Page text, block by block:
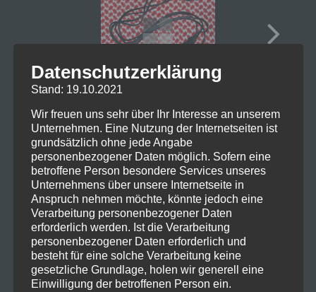
Datenschutzerklärung
Stand: 19.10.2021
Wir freuen uns sehr über Ihr Interesse an unserem
Unternehmen. Eine Nutzung der Internetseiten ist
grundsätzlich ohne jede Angabe
personenbezogener Daten möglich. Sofern eine
betroffene Person besondere Services unseres
Unternehmens über unsere Internetseite in
Anspruch nehmen möchte, könnte jedoch eine
Verarbeitung personenbezogener Daten
erforderlich werden. Ist die Verarbeitung
personenbezogener Daten erforderlich und
besteht für eine solche Verarbeitung keine
gesetzliche Grundlage, holen wir generell eine
Einwilligung der betroffenen Person ein.